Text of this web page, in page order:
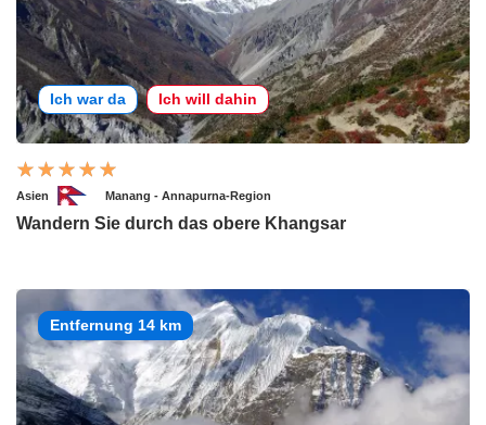
Ich war da Ich will dahin
Asien Manang - Annapurna-Region
Wandern Sie durch das obere Khangsar
Entfernung 14 km